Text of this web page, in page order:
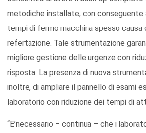
metodiche installate, con conseguente
tempi di fermo macchina spesso causa
refertazione. Tale strumentazione
migliore gestione delle urgenze con
risposta. La presenza di nuova
inoltre, di ampliare il pannello di esami
laboratorio con riduzione dei tempi di
“E’necessario – continua – che i